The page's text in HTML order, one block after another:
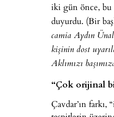
iki gün önce, bu
duyurdu. (Bir
camia Aydın
kişinin dost
Aklımızı
“Çok orijinal
Çavdar’ın